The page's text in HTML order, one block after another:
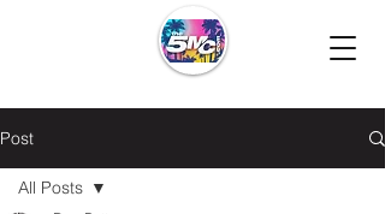
Post
All Posts